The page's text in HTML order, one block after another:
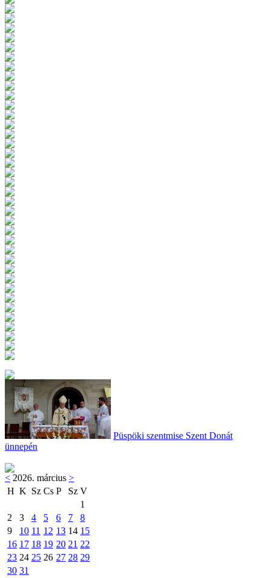
Püspöki szentmise Szent Donát
ünnepén
< 2026. március >
H K Sz Cs P Sz V
1
2
3 4 5 6 7
8
9
10 11 12 13 14 15
16 17 18 19 20 21 22
23 24 25 26 27 28 29
30 31